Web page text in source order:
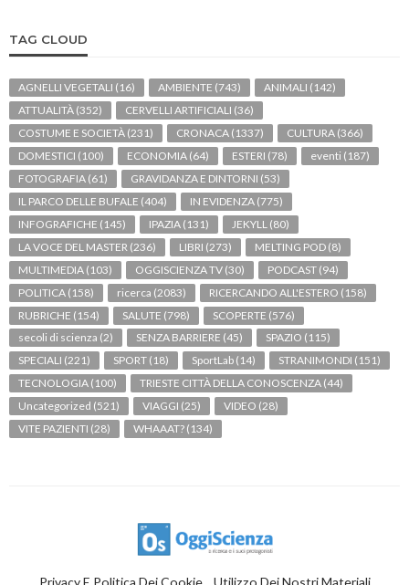
TAG CLOUD
AGNELLI VEGETALI (16) AMBIENTE (743) ANIMALI (142)
ATTUALITÀ (352) CERVELLI ARTIFICIALI (36)
COSTUME E SOCIETÀ (231) CRONACA (1337) CULTURA (366)
DOMESTICI (100) ECONOMIA (64) ESTERI (78) eventi (187)
FOTOGRAFIA (61) GRAVIDANZA E DINTORNI (53)
IL PARCO DELLE BUFALE (404) IN EVIDENZA (775)
INFOGRAFICHE (145) IPAZIA (131) JEKYLL (80)
LA VOCE DEL MASTER (236) LIBRI (273) MELTING POD (8)
MULTIMEDIA (103) OGGISCIENZA TV (30) PODCAST (94)
POLITICA (158) ricerca (2083) RICERCANDO ALL'ESTERO (158)
RUBRICHE (154) SALUTE (798) SCOPERTE (576)
secoli di scienza (2) SENZA BARRIERE (45) SPAZIO (115)
SPECIALI (221) SPORT (18) SportLab (14) STRANIMONDI (151)
TECNOLOGIA (100) TRIESTE CITTÀ DELLA CONOSCENZA (44)
Uncategorized (521) VIAGGI (25) VIDEO (28)
VITE PAZIENTI (28) WHAAAT? (134)